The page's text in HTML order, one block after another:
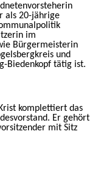
als 20-jährige
im
Bürgermeisterin
und
Biedenkopf tätig ist.
komplettiert das
Er gehört
mit Sitz